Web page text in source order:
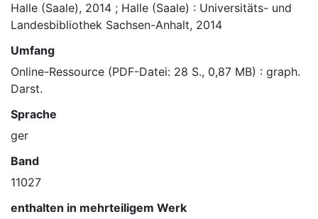
Halle (Saale), 2014 ; Halle (Saale) : Universitäts- und
Landesbibliothek Sachsen-Anhalt, 2014
Umfang
Online-Ressource (PDF-Datei: 28 S., 0,87 MB) : graph.
Darst.
Sprache
ger
Band
11027
enthalten in mehrteiligem Werk